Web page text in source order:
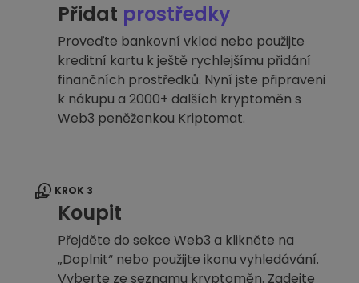
Přidat prostředky
Proveďte bankovní vklad nebo použijte
kreditní kartu k ještě rychlejšímu přidání
finančních prostředků. Nyní jste připraveni
k nákupu a 2000+ dalších kryptoměn s
Web3 peněženkou Kriptomat.
KROK 3
Koupit
Přejděte do sekce Web3 a klikněte na
„Doplnit“ nebo použijte ikonu vyhledávání.
Vyberte ze seznamu kryptoměn. Zadejte